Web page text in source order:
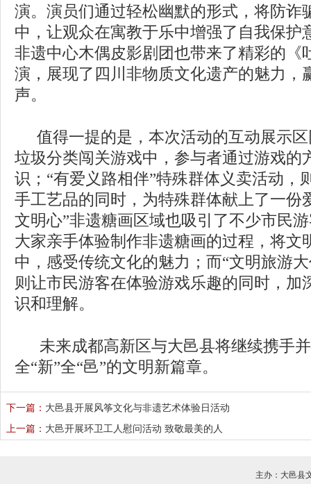
演。演员们通过轻松幽默的形式，将防诈
中，让观众在寓教于乐中增强了自我保护
非遗中心木偶皮影剧团也带来了精彩的《
演，展现了四川非物质文化遗产的魅力，
声。
值得一提的是，本次活动的互动展示
垃圾分类闯关游戏中，参与者通过游戏的
识； “有爱义路相伴”特殊群体义卖活动，
手工艺品的同时，为特殊群体献上了一份
文明心”非遗糖画区域也吸引了不少市民
大家亲手体验制作非遗糖画的过程，将文
中，感受传统文化的魅力；而“文明旅游
则让市民游客在体验游戏乐趣的同时，加
识和理解。
未来成都高新区与大邑县将继续携手
全“新”全“邑”的文明新篇章。
下一篇： 大邑县开展风筝文化与非遗艺术体验日活动
上一篇： 大邑开展环卫工人慰问活动 致敬最美的人
主办：大邑县